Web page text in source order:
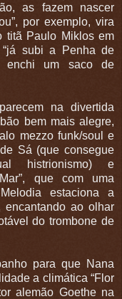
as fazem nascer
por exemplo, vira
titã Paulo Miklos em
subi a Penha de
enchi um saco de
na divertida
bem mais alegre,
mezzo funk/soul e
Sá (que consegue
histrionismo) e
que com uma
estaciona a
encantando ao olhar
do trombone de
para que Nana
a climática “Flor
alemão Goethe na